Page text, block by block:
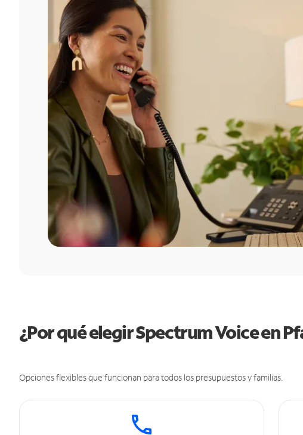
¿Por qué elegir Spectrum Voice en
Opciones flexibles que funcionan para todos los presupuestos y familias.